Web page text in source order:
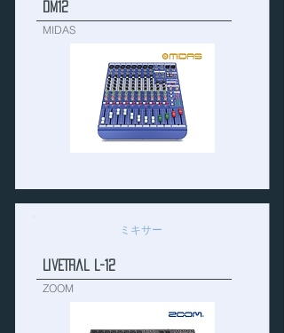
DM12
MIDAS
ミキサー
LiveTral L-12
ZOOM